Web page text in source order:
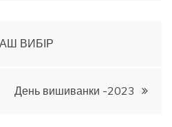
ВИБІР
День вишиванки -2023